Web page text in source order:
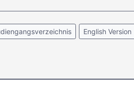
English Version